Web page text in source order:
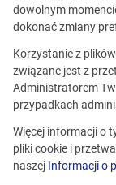
Ta
Zobacz
Różne
dowolnym
dokonać zmiany
Korzystanie z
związane jest z
Administratorem
przypadkach
Więcej informacji o
pliki cookie i
naszej Informacji o